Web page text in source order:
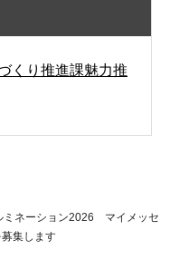
くり推進課魅力推
ミネーション2026 マイメッセ
集します